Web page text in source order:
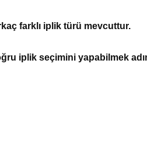
farklı iplik türü mevcuttur.
iplik seçimini yapabilmek